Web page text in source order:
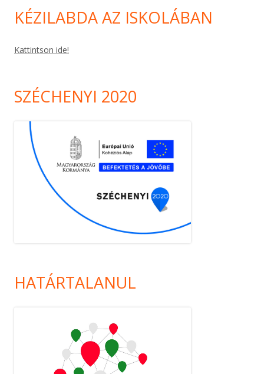
KÉZILABDA AZ ISKOLÁBAN
Kattintson ide!
SZÉCHENYI 2020
HATÁRTALANUL